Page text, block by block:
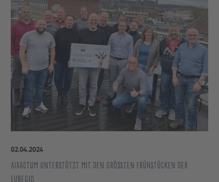
02.04.2024
Aixactum unterstützt mit den größten Frühstücken der
Euregio